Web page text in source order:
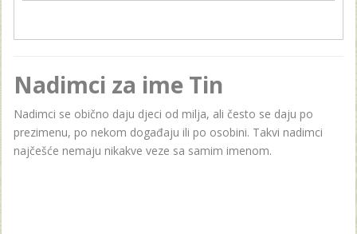
Nadimci za ime Tin
Nadimci se obično daju djeci od milja, ali često se daju po
prezimenu, po nekom događaju ili po osobini. Takvi nadimci
najčešće nemaju nikakve veze sa samim imenom.